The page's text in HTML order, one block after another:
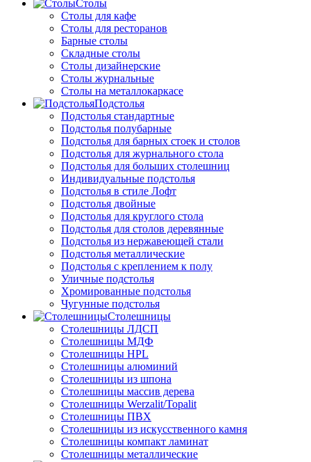
Столы
Столы для кафе
Столы для ресторанов
Барные столы
Складные столы
Столы дизайнерские
Столы журнальные
Столы на металлокаркасе
Подстолья
Подстолья стандартные
Подстолья полубарные
Подстолья для барных стоек и столов
Подстолья для журнального стола
Подстолья для больших столешниц
Индивидуальные подстолья
Подстолья в стиле Лофт
Подстолья двойные
Подстолья для круглого стола
Подстолья для столов деревянные
Подстолья из нержавеющей стали
Подстолья металлические
Подстолья с креплением к полу
Уличные подстолья
Хромированные подстолья
Чугунные подстолья
Столешницы
Столешницы ЛДСП
Столешницы МДФ
Столешницы HPL
Столешницы алюминий
Столешницы из шпона
Столешницы массив дерева
Столешницы Werzalit/Topalit
Столешницы ПВХ
Столешницы из искусственного камня
Столешницы компакт ламинат
Столешницы металлические